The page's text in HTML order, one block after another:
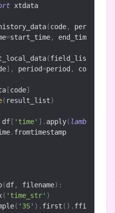
xtdata
(code,
per
=start_time,
end_tim
(field_lis
], period=period ,
co
[code]
( result_list)
df [ 'time' ]. apply( lamb
. fromtimestamp
(df, filename):
( 'time_str' )
( '3S' ). first (). ffi